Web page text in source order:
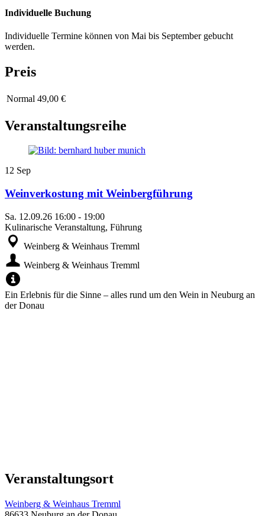
Individuelle Buchung
Individuelle Termine können von Mai bis September gebucht
werden.
Preis
Normal 49,00 €
Veranstaltungsreihe
12 Sep
Weinverkostung mit Weinbergführung
Sa. 12.09.26 16:00 - 19:00
Kulinarische Veranstaltung, Führung
Weinberg & Weinhaus Tremml
Weinberg & Weinhaus Tremml
Ein Erlebnis für die Sinne – alles rund um den Wein in Neuburg an
der Donau
Veranstaltungsort
Weinberg & Weinhaus Tremml